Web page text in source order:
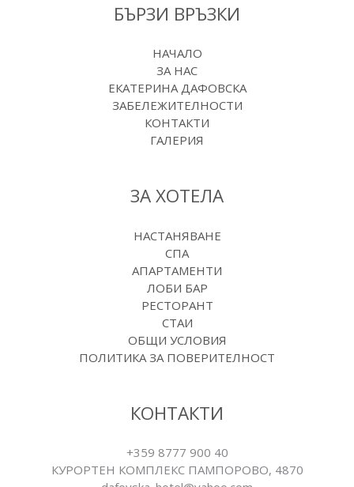
БЪРЗИ ВРЪЗКИ
НАЧАЛО
ЗА НАС
ЕКАТЕРИНА ДАФОВСКА
ЗАБЕЛЕЖИТЕЛНОСТИ
КОНТАКТИ
ГАЛЕРИЯ
ЗА ХОТЕЛА
НАСТАНЯВАНЕ
СПА
АПАРТАМЕНТИ
ЛОБИ БАР
РЕСТОРАНТ
СТАИ
ОБЩИ УСЛОВИЯ
ПОЛИТИКА ЗА ПОВЕРИТЕЛНОСТ
КОНТАКТИ
+359 8777 900 40
КУРОРТЕН КОМПЛЕКС ПАМПОРОВO, 4870